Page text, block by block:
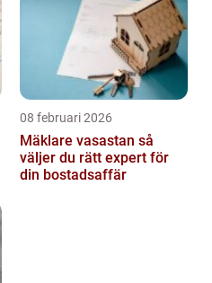
08 februari 2026
Mäklare vasastan så
väljer du rätt expert för
din bostadsaffär